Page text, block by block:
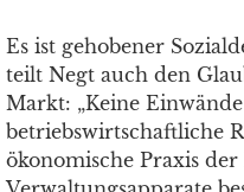
Es ist gehobener
teilt Negt auch den
Markt: „Keine Einwände
betriebswirtschaftliche
ökonomische Praxis